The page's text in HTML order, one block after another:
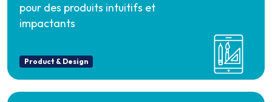
pour des produits intuitifs et
impactants
Product & Design